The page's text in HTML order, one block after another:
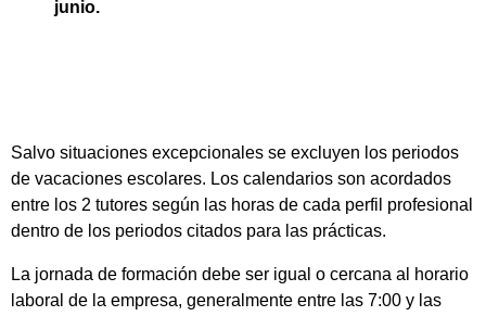
junio.
Salvo situaciones excepcionales se excluyen los periodos
de vacaciones escolares. Los calendarios son acordados
entre los 2 tutores según las horas de cada perfil profesional
dentro de los periodos citados para las prácticas.
La jornada de formación debe ser igual o cercana al horario
laboral de la empresa, generalmente entre las 7:00 y las